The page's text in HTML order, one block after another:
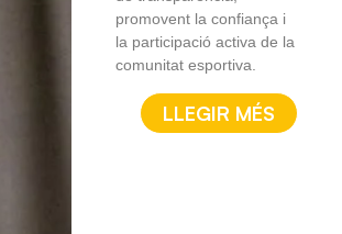
promovent la confiança i
la participació activa de la
comunitat esportiva.
LLEGIR MÉS